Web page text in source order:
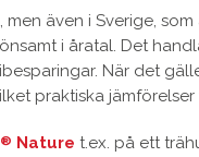
även i Sverige,
i åratal. Det
När det
praktiska jämförelser
® Nature t.ex. på ett